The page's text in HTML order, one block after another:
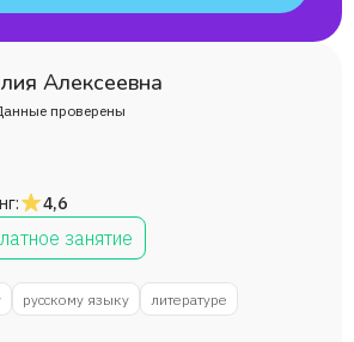
Алексеевна
проверены
4,6
занятие
русскому языку литературе